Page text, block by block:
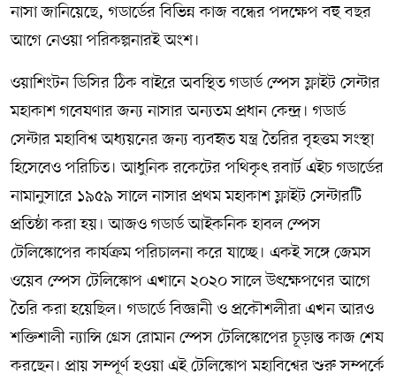
নাসা জানিয়েছে, গডার্ডের বিভিন্ন কাজ বন্ধের পদক্ষেপ বহু বছর
আগে নেওয়া পরিকল্পনারই অংশ।
ওয়াশিংটন ডিসির ঠিক বাইরে অবস্থিত গডার্ড স্পেস ফ্লাইট সেন্টার
মহাকাশ গবেষণার জন্য নাসার অন্যতম প্রধান কেন্দ্র। গডার্ড
সেন্টার মহাবিশ্ব অধ্যয়নের জন্য ব্যবহৃত যন্ত্র তৈরির বৃহত্তম সংস্থা
হিসেবেও পরিচিত। আধুনিক রকেটের পথিকৃৎ রবার্ট এইচ গডার্ডের
নামানুসারে ১৯৫৯ সালে নাসার প্রথম মহাকাশ ফ্লাইট সেন্টারটি
প্রতিষ্ঠা করা হয়। আজও গডার্ড আইকনিক হাবল স্পেস
টেলিস্কোপের কার্যক্রম পরিচালনা করে যাচ্ছে। একই সঙ্গে জেমস
ওয়েব স্পেস টেলিস্কোপ এখানে ২০২০ সালে উৎক্ষেপণের আগে
তৈরি করা হয়েছিল। গডার্ডে বিজ্ঞানী ও প্রকৌশলীরা এখন আরও
শক্তিশালী ন্যান্সি গ্রেস রোমান স্পেস টেলিস্কোপের চূড়ান্ত কাজ শেষ
করছেন। প্রায় সম্পূর্ণ হওয়া এই টেলিস্কোপ মহাবিশ্বের শুরু সম্পর্কে